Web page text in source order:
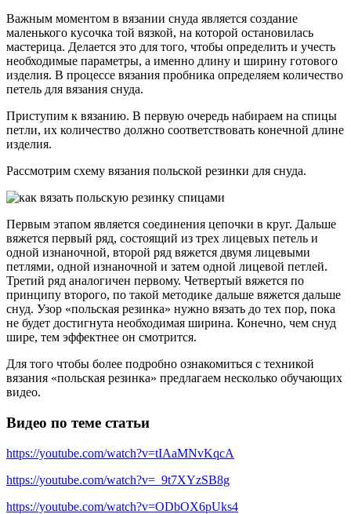
Важным моментом в вязании снуда является создание
маленького кусочка той вязкой, на которой остановилась
мастерица. Делается это для того, чтобы определить и учесть
необходимые параметры, а именно длину и ширину готового
изделия. В процессе вязания пробника определяем количество
петель для вязания снуда.
Приступим к вязанию. В первую очередь набираем на спицы
петли, их количество должно соответствовать конечной длине
изделия.
Рассмотрим схему вязания польской резинки для снуда.
Первым этапом является соединения цепочки в круг. Дальше
вяжется первый ряд, состоящий из трех лицевых петель и
одной изнаночной, второй ряд вяжется двумя лицевыми
петлями, одной изнаночной и затем одной лицевой петлей.
Третий ряд аналогичен первому. Четвертый вяжется по
принципу второго, по такой методике дальше вяжется дальше
снуд. Узор «польская резинка» нужно вязать до тех пор, пока
не будет достигнута необходимая ширина. Конечно, чем снуд
шире, тем эффектнее он смотрится.
Для того чтобы более подробно ознакомиться с техникой
вязания «польская резинка» предлагаем несколько обучающих
видео.
Видео по теме статьи
https://youtube.com/watch?v=tIAaMNvKqcA
https://youtube.com/watch?v=_9t7XYzSB8g
https://youtube.com/watch?v=ODbOX6pUks4